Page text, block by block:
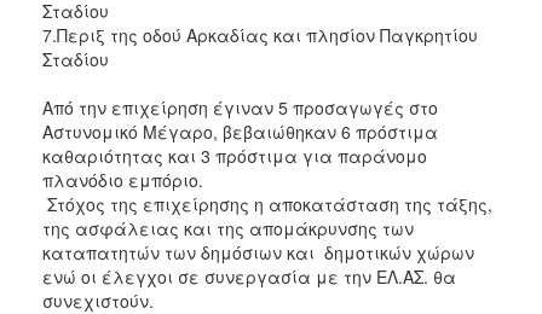
Σταδίου
7.Περιξ της οδού Αρκαδίας και πλησίον Παγκρητίου
Σταδίου
Από την επιχείρηση έγιναν 5 προσαγωγές στο
Αστυνομικό Μέγαρο, βεβαιώθηκαν 6 πρόστιμα
καθαριότητας και 3 πρόστιμα για παράνομο
πλανόδιο εμπόριο.
Στόχος της επιχείρησης η αποκατάσταση της τάξης,
της ασφάλειας και της απομάκρυνσης των
καταπατητών των δημόσιων και δημοτικών χώρων
ενώ οι έλεγχοι σε συνεργασία με την ΕΛ.ΑΣ. θα
συνεχιστούν.